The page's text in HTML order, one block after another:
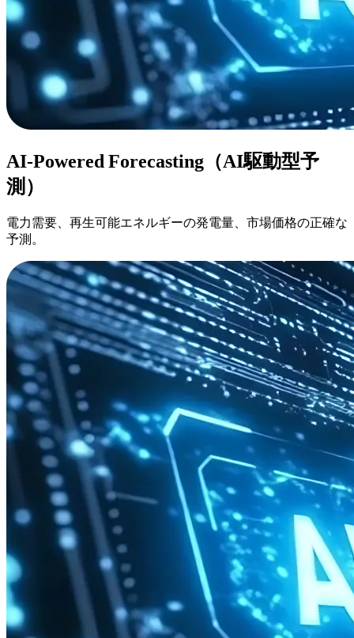
AI‑Powered Forecasting（AI駆動型予
測）
電力需要、再生可能エネルギーの発電量、市場価格の正確な
予測。